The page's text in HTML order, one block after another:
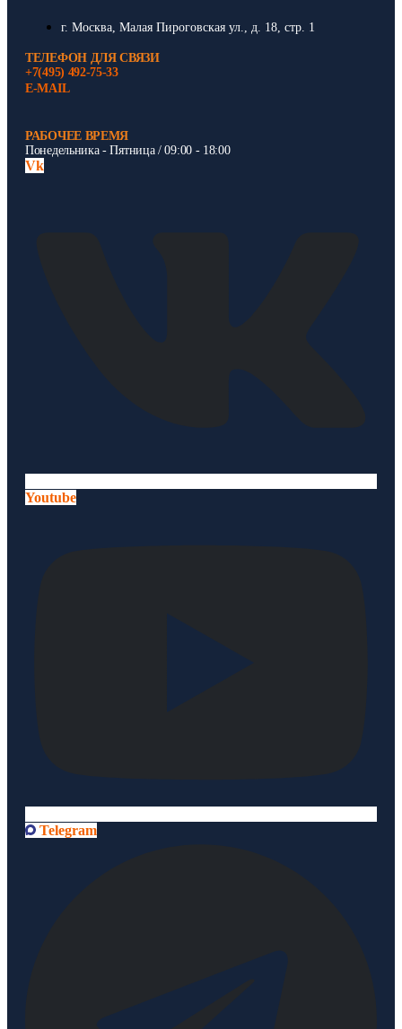
г. Москва, Малая Пироговская ул., д. 18, стр. 1
ТЕЛЕФОН ДЛЯ СВЯЗИ
+7(495) 492-75-33
E-MAIL
РАБОЧЕЕ ВРЕМЯ
Понедельника - Пятница / 09:00 - 18:00
Vk
Youtube
Telegram